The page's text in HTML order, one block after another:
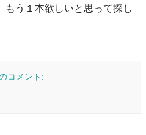
もう１本欲しいと思って探し
コメント: